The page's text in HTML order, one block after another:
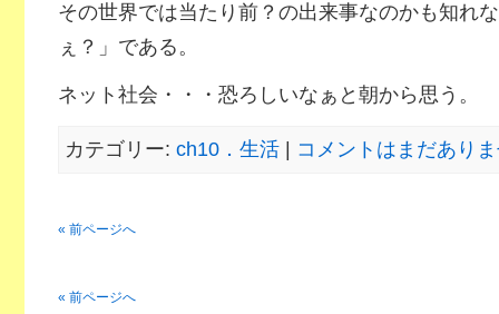
その世界では当たり前？の出来事なのかも知れ
ぇ？」である。
ネット社会・・・恐ろしいなぁと朝から思う。
カテゴリー: ch10．生活| コメントはまだあり
« 前ページへ
« 前ページへ